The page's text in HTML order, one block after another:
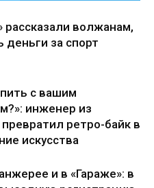
рассказали волжанам,
деньги за спорт
с вашим
инженер из
ретро-байк в
искусства
и в «Гараже»: в